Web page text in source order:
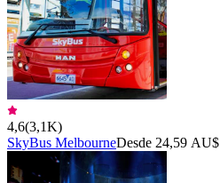
4,6(3,1K)
SkyBus MelbourneDesde 24,59 AU$